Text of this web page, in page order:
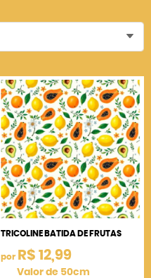
TRICOLINE BATIDA DE FRUTAS
por R$ 12,99
Valor de 50cm